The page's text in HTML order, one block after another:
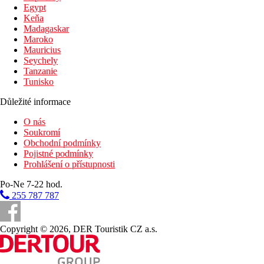
Bazény
Lehátka a slunečníky u bazénu zdarma
Dětský bazén
Bar u bazénu
Fotogalerie
Egypt
Keňa
Madagaskar
Maroko
Mauricius
Seychely
Tanzanie
Tunisko
Důležité informace
O nás
Soukromí
Obchodní podmínky
Pojistné podmínky
Prohlášení o přístupnosti
Po-Ne 7-22 hod.
255 787 787
Copyright © 2026, DER Touristik CZ a.s.